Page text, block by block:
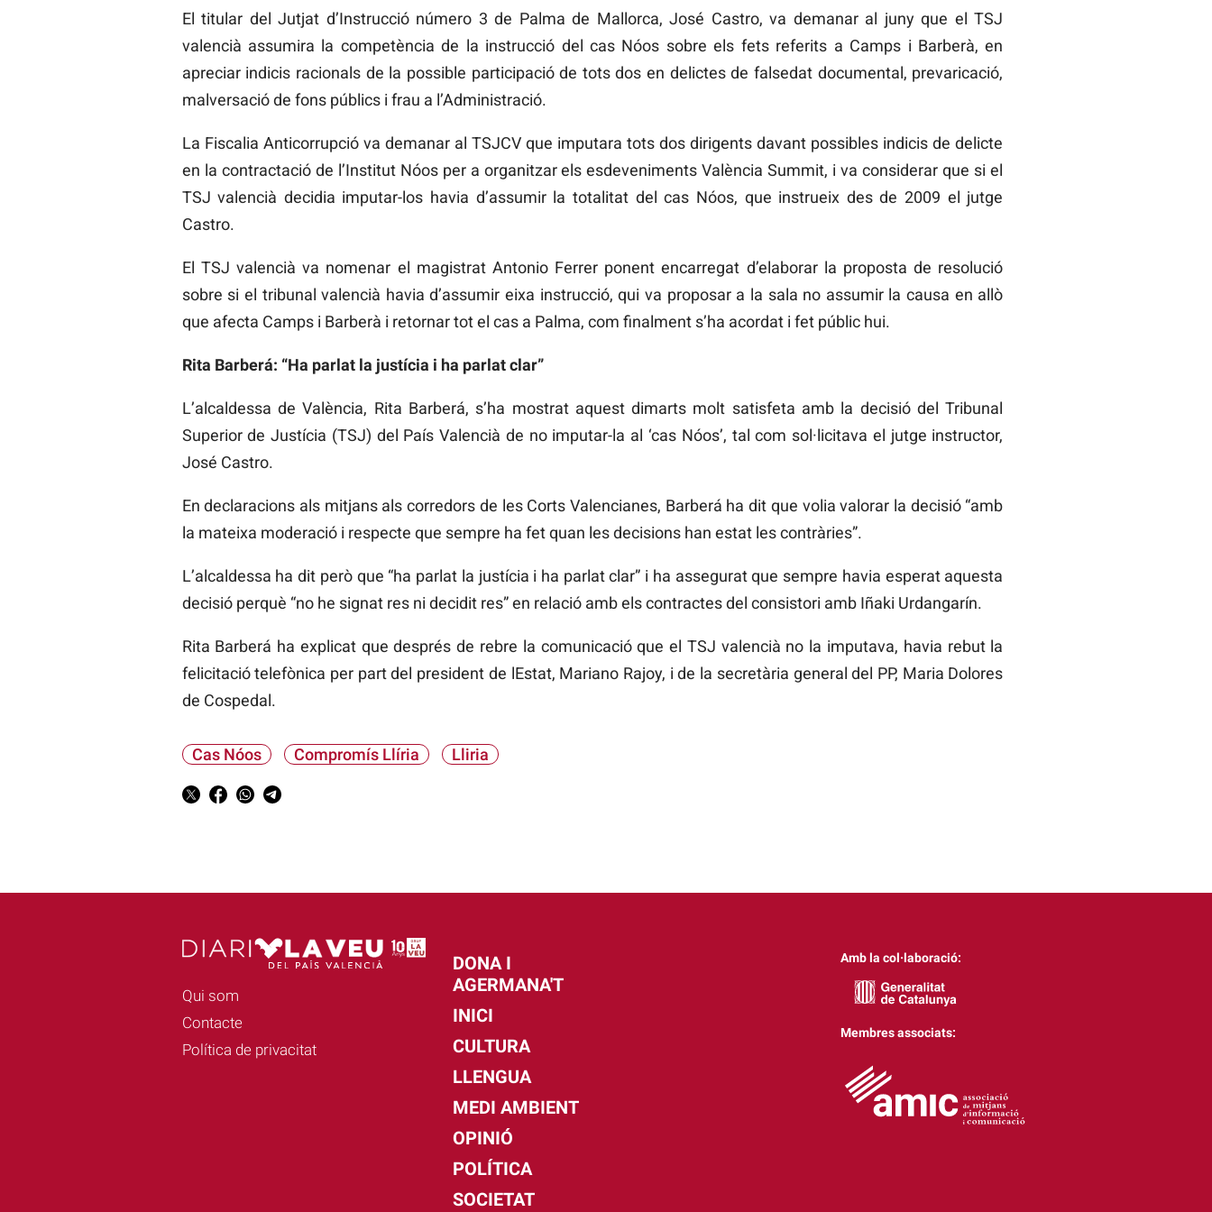
El titular del Jutjat d’Instrucció número 3 de Palma de Mallorca, José Castro, va demanar al juny que el TSJ
valencià assumira la competència de la instrucció del cas Nóos sobre els fets referits a Camps i Barberà, en
apreciar indicis racionals de la possible participació de tots dos en delictes de falsedat documental, prevaricació,
malversació de fons públics i frau a l’Administració.
La Fiscalia Anticorrupció va demanar al TSJCV que imputara tots dos dirigents davant possibles indicis de delicte
en la contractació de l’Institut Nóos per a organitzar els esdeveniments València Summit, i va considerar que si el
TSJ valencià decidia imputar-los havia d’assumir la totalitat del cas Nóos, que instrueix des de 2009 el jutge
Castro.
El TSJ valencià va nomenar el magistrat Antonio Ferrer ponent encarregat d’elaborar la proposta de resolució
sobre si el tribunal valencià havia d’assumir eixa instrucció, qui va proposar a la sala no assumir la causa en allò
que afecta Camps i Barberà i retornar tot el cas a Palma, com finalment s’ha acordat i fet públic hui.
Rita Barberá: “Ha parlat la justícia i ha parlat clar”
L’alcaldessa de València, Rita Barberá, s’ha mostrat aquest dimarts molt satisfeta amb la decisió del Tribunal
Superior de Justícia (TSJ) del País Valencià de no imputar-la al ‘cas Nóos’, tal com sol·licitava el jutge instructor,
José Castro.
En declaracions als mitjans als corredors de les Corts Valencianes, Barberá ha dit que volia valorar la decisió “amb
la mateixa moderació i respecte que sempre ha fet quan les decisions han estat les contràries”.
L’alcaldessa ha dit però que “ha parlat la justícia i ha parlat clar” i ha assegurat que sempre havia esperat aquesta
decisió perquè “no he signat res ni decidit res” en relació amb els contractes del consistori amb Iñaki Urdangarín.
Rita Barberá ha explicat que després de rebre la comunicació que el TSJ valencià no la imputava, havia rebut la
felicitació telefònica per part del president de lEstat, Mariano Rajoy, i de la secretària general del PP, Maria Dolores
de Cospedal.
Cas Nóos Compromís Llíria Lliria
Qui som
Contacte
Política de privacitat
DONA I
AGERMANA'T
INICI
CULTURA
LLENGUA
MEDI AMBIENT
OPINIÓ
POLÍTICA
SOCIETAT
Amb la col·laboració:
Membres associats: